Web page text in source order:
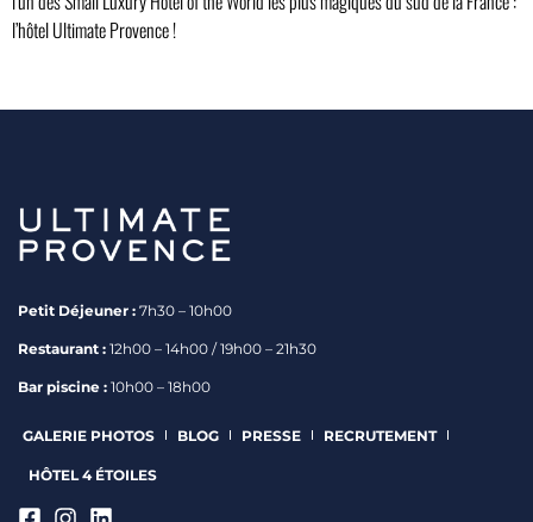
l’hôtel Ultimate Provence !
Petit Déjeuner : 7h30 – 10h00
Restaurant : 12h00 – 14h00 / 19h00 – 21h30
Bar piscine : 10h00 – 18h00
GALERIE PHOTOS BLOG PRESSE RECRUTEMENT
HÔTEL 4 ÉTOILES